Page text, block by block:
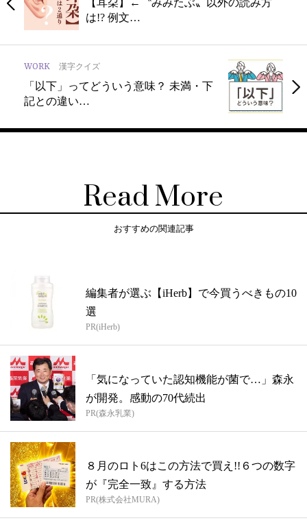
【耳朶】←〝みみたぶ〟以外の読み方
は!? 例文…
WORK 漢字クイズ
「以下」ってどういう意味？ 未満・下
記との違い…
Read More
おすすめの関連記事
編集者が選ぶ【iHerb】で今買うべきもの10
選
PR(iHerb)
「気になっていた認知機能が菌で…」森永
が開発。感動の70代続出
PR(森永乳業)
８月のロト6はこの方法で買え!!６つの数字
が『完全一致』する方法
PR(株式会社MURA)